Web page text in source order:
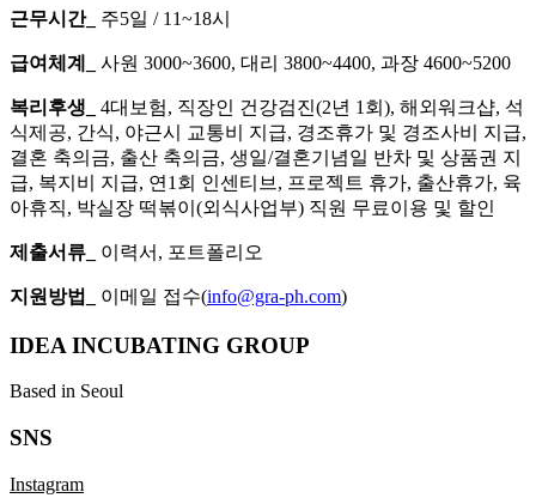
근무시간_ 주5일 / 11~18시
급여체계_ 사원 3000~3600, 대리 3800~4400, 과장 4600~5200
복리후생_
4대보험, 직장인 건강검진(2년 1회), 해외워크샵, 석
식제공, 간식, 야근시 교통비 지급, 경조휴가 및 경조사비 지급,
결혼 축의금, 출산 축의금, 생일/결혼기념일 반차 및 상품권 지
급, 복지비 지급, 연1회 인센티브, 프로젝트 휴가, 출산휴가, 육
아휴직, 박실장 떡볶이(외식사업부) 직원 무료이용 및 할인
제출서류_ 이력서, 포트폴리오
지원방법_ 이메일 접수(info@gra-ph.com)
IDEA INCUBATING GROUP
Based in Seoul
SNS
Instagram